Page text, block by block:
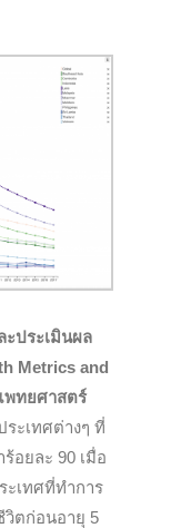
ประเมินผล
Metrics and
ทยศาสตร์
ระเทศต่างๆ ที่
อยละ 90 เมื่อ
ะเทศที่ทำการ
วิตก่อนอายุ 5